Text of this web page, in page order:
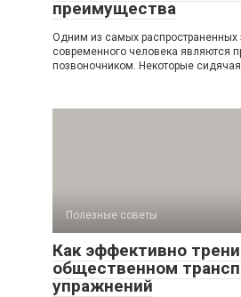
преимущества
Одним из самых распространенных
современного человека являются
позвоночником. Некоторые сидячая
Полезные советы
Как эффективно
общественном
упражнений